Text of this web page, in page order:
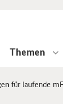
Themen
für laufende